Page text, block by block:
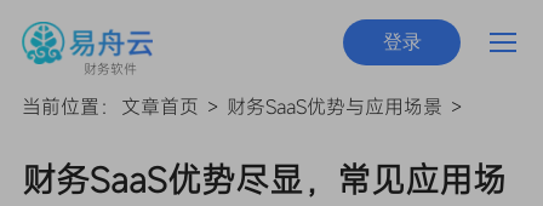
财务软件
登录
当前位置： 文章首页 > 财务SaaS优势与应用场景 >
财务SaaS优势尽显，常见应用场